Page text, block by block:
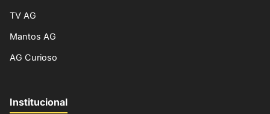
TV AG
Mantos AG
AG Curioso
Institucional